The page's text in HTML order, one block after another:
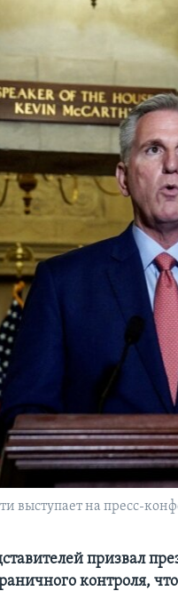
выступает на пресс-
призвал
контроля,